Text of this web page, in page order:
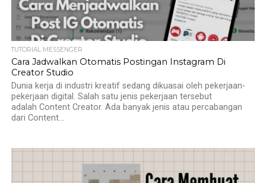
TUTORIAL MESSENGER
Cara Jadwalkan Otomatis Postingan Instagram Di
Creator Studio
Dunia kerja di industri kreatif sedang dikuasai oleh pekerjaan-
pekerjaan digital. Salah satu jenis pekerjaan tersebut
adalah Content Creator. Ada banyak jenis atau percabangan
dari Content...